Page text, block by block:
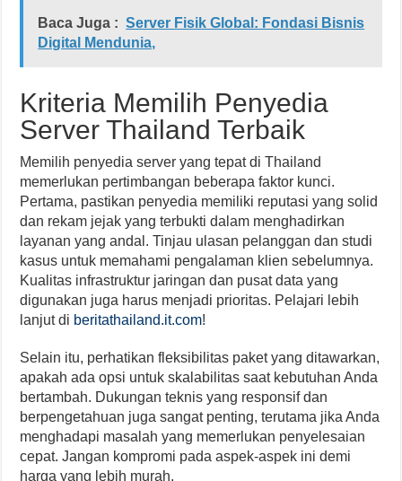
Baca Juga : Server Fisik Global: Fondasi Bisnis
Digital Mendunia,
Kriteria Memilih Penyedia
Server Thailand Terbaik
Memilih penyedia server yang tepat di Thailand
memerlukan pertimbangan beberapa faktor kunci.
Pertama, pastikan penyedia memiliki reputasi yang solid
dan rekam jejak yang terbukti dalam menghadirkan
layanan yang andal. Tinjau ulasan pelanggan dan studi
kasus untuk memahami pengalaman klien sebelumnya.
Kualitas infrastruktur jaringan dan pusat data yang
digunakan juga harus menjadi prioritas. Pelajari lebih
lanjut di beritathailand.it.com!
Selain itu, perhatikan fleksibilitas paket yang ditawarkan,
apakah ada opsi untuk skalabilitas saat kebutuhan Anda
bertambah. Dukungan teknis yang responsif dan
berpengetahuan juga sangat penting, terutama jika Anda
menghadapi masalah yang memerlukan penyelesaian
cepat. Jangan kompromi pada aspek-aspek ini demi
harga yang lebih murah.